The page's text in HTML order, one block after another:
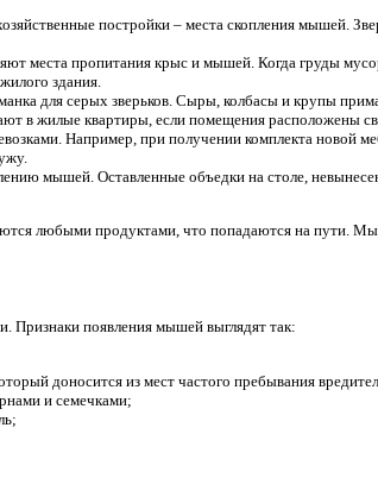
постройки – места скопления мышей.
места пропитания крыс и мышей. Когда груды
здания.
для серых зверьков. Сыры, колбасы и крупы
в жилые квартиры, если помещения расположены
Например, при получении комплекта новой
мышей. Оставленные объедки на столе,
любыми продуктами, что попадаются на пути.
Признаки появления мышей выглядят так:
доносится из мест частого пребывания
и семечками;